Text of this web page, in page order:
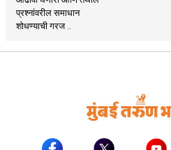
प्रश्नांवरील समाधान
शोधण्याची गरज ..